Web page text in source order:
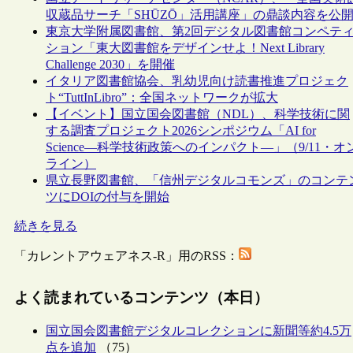
収蔵品サーチ「SHŪZŌ」活用講座」の鼎談内容を公開
東京大学附属図書館、第2回デジタル図書館コンペティ
ション「東大図書館をデザインせよ！Next Library
Challenge 2030」を開催
イタリア図書館協会、乳幼児向け読書推進プロジェク
ト“TuttInLibro”：全国ネットワークが拡大
【イベント】国立国会図書館（NDL）、科学技術に関
する調査プロジェクト2026シンポジウム「AI for
Science―科学技術政策へのインパクト―」（9/11・オ
ライン）
県立長野図書館、「信州デジタルコモンズ」のコンテ
ツにDOIの付与を開始
続きを見る
「カレントアウェアネス-R」用のRSS：
よく読まれているコンテンツ（本日）
国立国会図書館デジタルコレクションに新聞等約4.5万
点を追加 （75）